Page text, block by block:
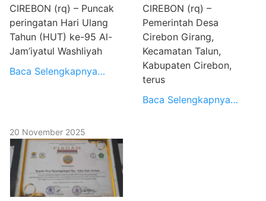
CIREBON (rq) – Puncak
peringatan Hari Ulang
Tahun (HUT) ke-95 Al-
Jam’iyatul Washliyah
Baca Selengkapnya…
CIREBON (rq) –
Pemerintah Desa
Cirebon Girang,
Kecamatan Talun,
Kabupaten Cirebon,
terus
Baca Selengkapnya…
20 November 2025